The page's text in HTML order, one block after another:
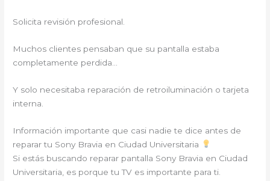
Solicita revisión profesional.
Muchos clientes pensaban que su pantalla estaba
completamente perdida…
Y solo necesitaba reparación de retroiluminación o tarjeta
interna.
Información importante que casi nadie te dice antes de
reparar tu Sony Bravia en Ciudad Universitaria
Si estás buscando reparar pantalla Sony Bravia en Ciudad
Universitaria, es porque tu TV es importante para ti.